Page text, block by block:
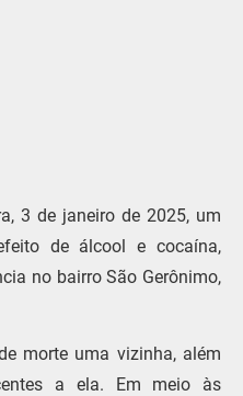
3 de janeiro de 2025, um
de álcool e cocaína,
no bairro São Gerônimo,
morte uma vizinha, além
a ela. Em meio às